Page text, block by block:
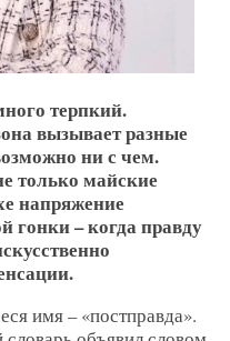
терпкий.
вызывает разные
ни с чем.
только майские
напряжение
гонки – когда правду
имя – «постправда».